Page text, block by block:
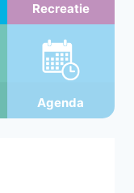
Recreatie
Agenda